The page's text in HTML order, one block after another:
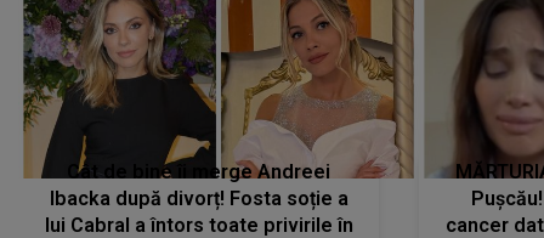
Cât de bine îi merge Andreei
Ibacka după divorț! Fosta soție a
lui Cabral a întors toate privirile în
cancer